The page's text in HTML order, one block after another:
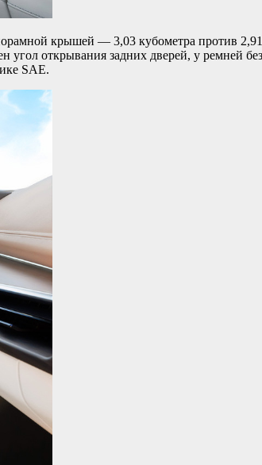
крышей — 3,03 кубометра против
открывания задних дверей, у ремней
SAE.